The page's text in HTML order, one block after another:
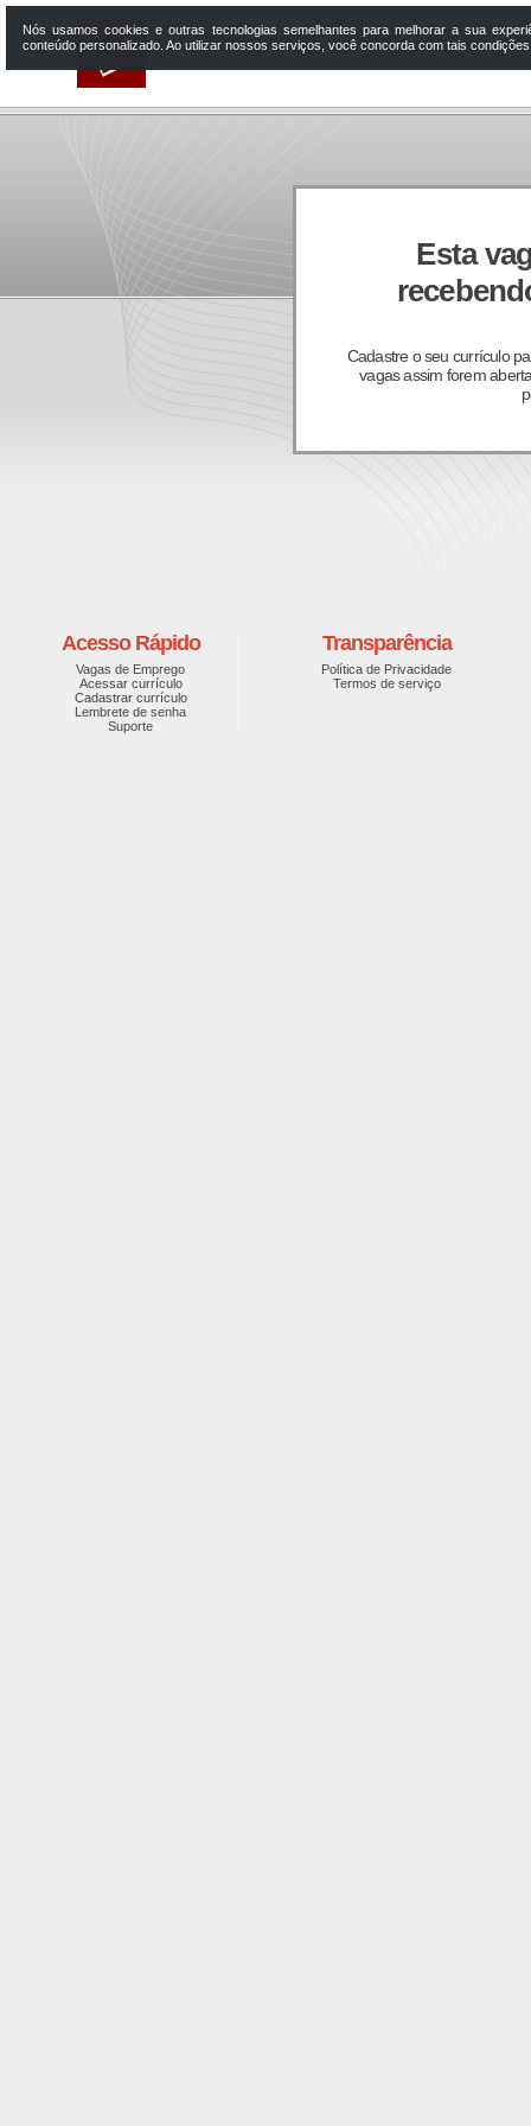
Esta
Cadastre o seu currículo
vagas assim forem
Acesso Rápido
Vagas de Emprego
Acessar currículo
Cadastrar currículo
Lembrete de senha
Suporte
Transparência
Política de Privacidade
Termos de serviço
Nós usamos cookies e outras tecnologias semelhantes para melhorar a sua
conteúdo personalizado. Ao utilizar nossos serviços, você concorda com tais